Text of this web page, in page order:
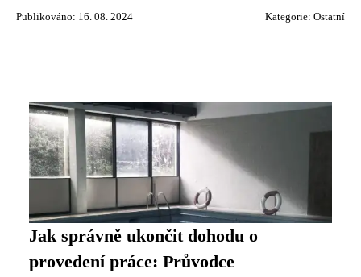
Publikováno: 16. 08. 2024 Kategorie: Ostatní
Jak správně ukončit dohodu o
provedení práce: Průvodce